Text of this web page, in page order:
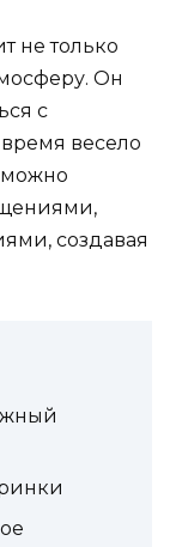
не только
Он
с
весело
можно
создавая